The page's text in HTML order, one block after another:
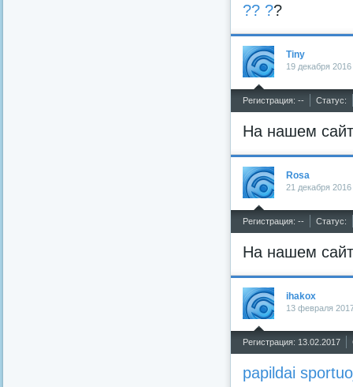
?? ??
Tiny
19 декабря
Регистрация: -- Статус:
На нашем
Rosa
21 декабря
Регистрация: -- Статус:
На нашем
ihakox
13 февраля
Регистрация: 13.02.2017
papildai